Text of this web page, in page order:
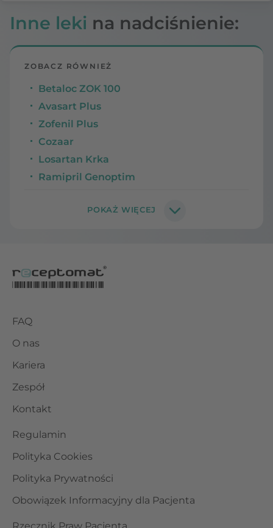
Inne leki na nadciśnienie:
ZOBACZ RÓWNIEŻ
Betaloc ZOK 100
Avasart Plus
Zofenil Plus
Cozaar
Losartan Krka
Ramipril Genoptim
FAQ
O nas
Kariera
Zespół
Kontakt
Regulamin
Polityka Cookies
Polityka Prywatności
Obowiązek Informacyjny dla Pacjenta
Rzecznik Praw Pacjenta